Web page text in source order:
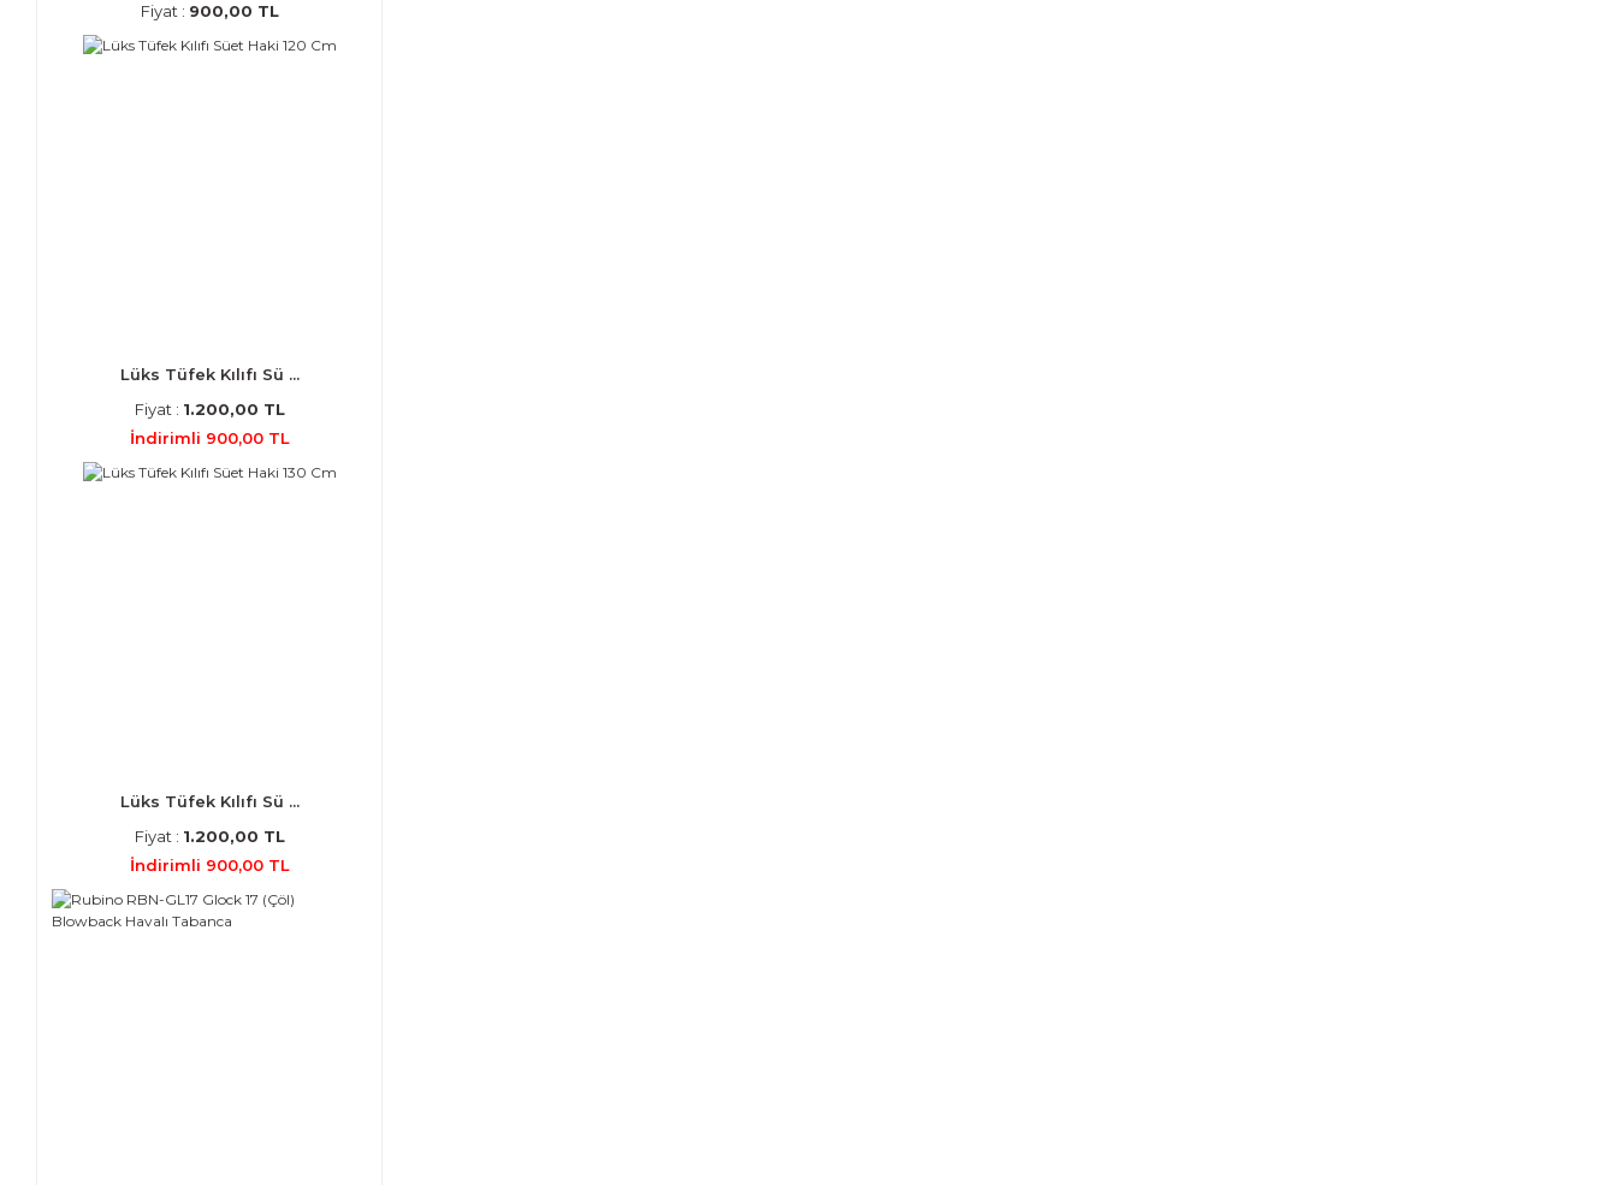
Fiyat : 900,00 TL
Lüks Tüfek Kılıfı Sü ...
Fiyat : 1.200,00 TL
İndirimli 900,00 TL
Lüks Tüfek Kılıfı Sü ...
Fiyat : 1.200,00 TL
İndirimli 900,00 TL